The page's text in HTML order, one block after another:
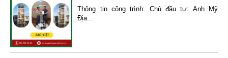
Thông tin công trình: Chủ đầu tư: Anh Mỹ
Địa...